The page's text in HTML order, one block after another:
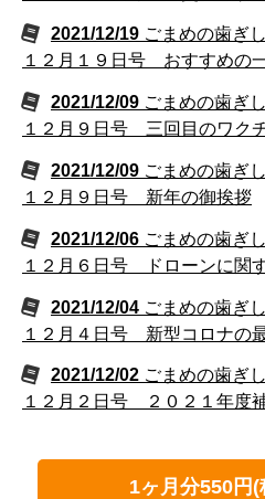
2021/12/19 ごまめの歯
１２月１９日号 おすすめの
2021/12/09 ごまめの歯
１２月９日号 三回目のワク
2021/12/09 ごまめの歯
１２月９日号 新年の御挨拶
2021/12/06 ごまめの歯
１２月６日号 ドローンに関
2021/12/04 ごまめの歯
１２月４日号 新型コロナの
2021/12/02 ごまめの歯
１２月２日号 ２０２１年度
1ヶ月分550円(